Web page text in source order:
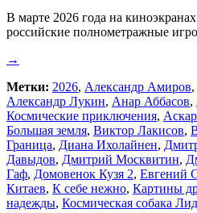
В марте 2026 года на
российские полнометражные
→
Метки: 2026, Александр Амиров,
Александр Лукин, Анар Аббасов,
Космические приключения,
Большая земля, Виктор Лакисов,
Граница, Диана Ихолайнен,
Давыдов, Дмитрий Москвитин,
Гаф, Домовенок Кузя 2, Евгений
Китаев, К себе нежно, Картины
надежды, Космическая собака